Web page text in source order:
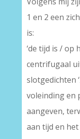
1 en 2 een
is:
‘de tijd is / op
centrifugaal
slotgedichten
voleinding en
aangeven,
aan tijd en